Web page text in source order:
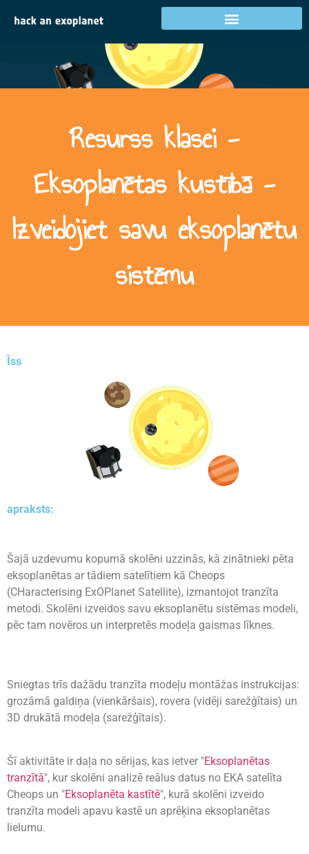
Resurss klasei -
Eksoplanētas kustībā -
Izveidojiet savu eksoplanētu
sistēmu
Īss
apraksts:
Šajā uzdevumu kopumā skolēni uzzinās, kā zinātnieki pēta
eksoplanētas ar tādiem satelītiem kā Cheops
(CHaracterising ExOPlanet Satellite), izmantojot tranzīta
metodi. Skolēni izveidos savu eksoplanētu sistēmas modeli,
pēc tam novēros un interpretēs modeļa gaismas līknes.
Sniegtas trīs dažādu tranzīta modeļu montāžas instrukcijas:
grozāmā galdiņa (vienkāršais), rovera (vidēji sarežģītais) un
3D drukātā modeļa (sarežģītais).
Šī aktivitāte ir daļa no sērijas, kas ietver "Eksoplanētas
tranzītā", kur skolēni analizē reālus datus no EKA satelīta
Cheops un "Eksoplanēta kastītē", kurā skolēni izveido
tranzīta modeli apavu kastē un aprēķina eksoplanētas
lielumu.